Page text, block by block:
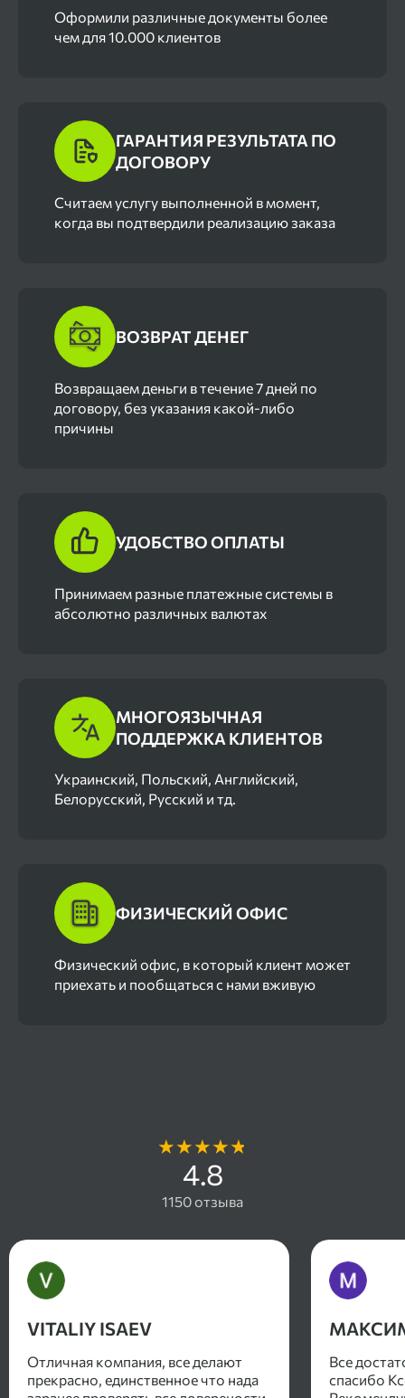
Оформили различные документы более
чем для 10.000 клиентов
ГАРАНТИЯ РЕЗУЛЬТАТА ПО
ДОГОВОРУ
Cчитаем услугу выполненной в момент,
когда вы подтвердили реализацию заказа
ВОЗВРАТ ДЕНЕГ
Возвращаем деньги в течение 7 дней по
договору, без указания какой-либо
причины
УДОБСТВО ОПЛАТЫ
Принимаем разные платежные системы в
абсолютно различных валютах
МНОГОЯЗЫЧНАЯ
ПОДДЕРЖКА КЛИЕНТОВ
Украинский, Польский, Английский,
Белорусский, Русский и тд.
ФИЗИЧЕСКИЙ ОФИС
Физический офис, в который клиент может
приехать и пообщаться с нами вживую
Отзывы наших клиентов
4.8
1150 отзыва
VITALIY ISAEV
Отличная компания, все делают
прекрасно, единственное что нада
Все
спасибо